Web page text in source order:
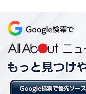
次ページ